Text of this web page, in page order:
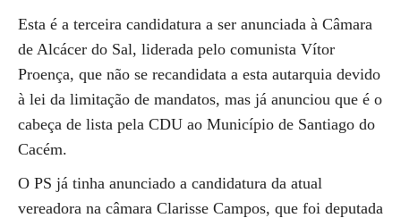
Esta é a terceira candidatura a ser anunciada à Câmara
de Alcácer do Sal, liderada pelo comunista Vítor
Proença, que não se recandidata a esta autarquia devido
à lei da limitação de mandatos, mas já anunciou que é o
cabeça de lista pela CDU ao Município de Santiago do
Cacém.
O PS já tinha anunciado a candidatura da atual
vereadora na câmara Clarisse Campos, que foi deputada